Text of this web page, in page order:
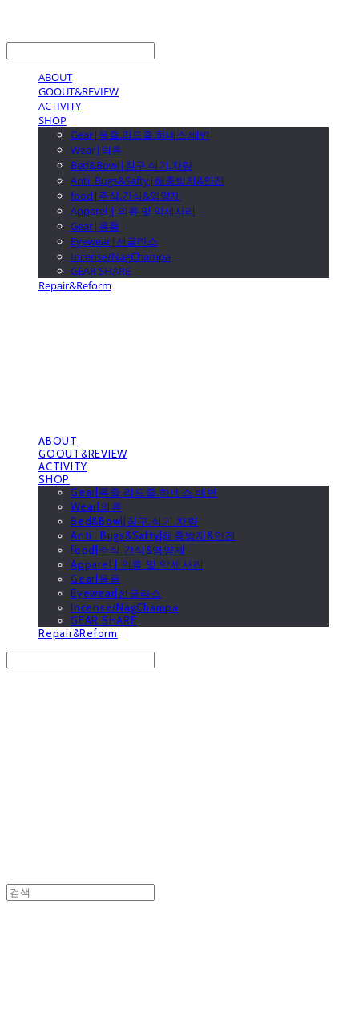
ABOUT
GOOUT&REVIEW
ACTIVITY
SHOP
Gear|목줄.리드줄.하네스.배변
Wear|의류
Bed&Bowl|침구.식기.차량
Anti_Bugs&Safty|해충방지&안전
food|주식.간식&영양제
Apparel | 의류 및 악세사리
Gear|용품
Eyewear|선글라스
Incense/NagChampa
GEAR SHARE
Repair&Reform
ABOUT
GOOUT&REVIEW
ACTIVITY
SHOP
Gear|목줄.리드줄.하네스.배변
Wear|의류
Bed&Bowl|침구.식기.차량
Anti_Bugs&Safty|해충방지&안전
food|주식.간식&영양제
Apparel | 의류 및 악세사리
Gear|용품
Eyewear|선글라스
Incense/NagChampa
GEAR SHARE
Repair&Reform